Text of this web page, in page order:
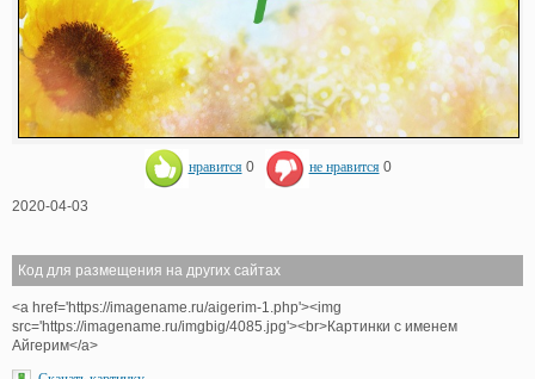
нравится 0 не нравится 0
2020-04-03
Код для размещения на других сайтах
<a href='https://imagename.ru/aigerim-1.php'><img
src='https://imagename.ru/imgbig/4085.jpg'><br>Картинки с именем
Айгерим</a>